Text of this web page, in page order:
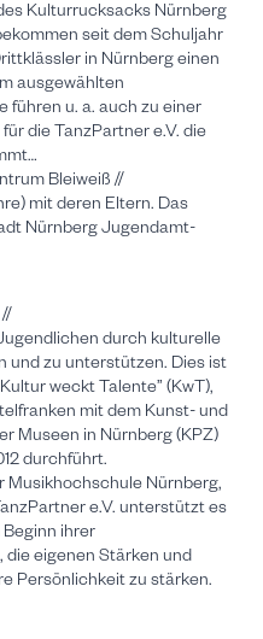
Kulturrucksacks Nürnberg
seit dem Schuljahr
in Nürnberg einen
ausgewählten
führen u. a. auch zu einer
die TanzPartner e.V. die
Bleiweiß //
mit deren Eltern. Das
Nürnberg Jugendamt-
durch kulturelle
und zu unterstützen. Dies ist
weckt Talente” (KwT),
mit dem Kunst- und
Museen in Nürnberg (KPZ)
durchführt.
Musikhochschule Nürnberg,
e.V. unterstützt es
ihrer
die eigenen Stärken und
Persönlichkeit zu stärken.